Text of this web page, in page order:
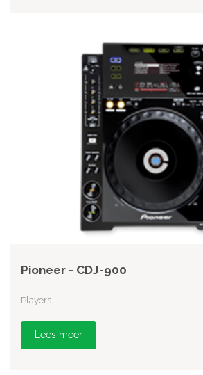
Pioneer - CDJ-900
Players
Lees meer